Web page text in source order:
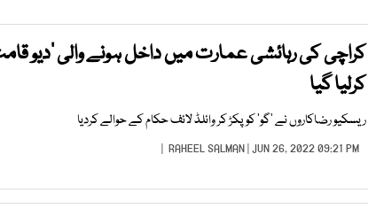
کراچی کی رہائشی عمارت میں داخل ہونے والی ’دیو
کرلیا گیا
ریسکیو رضاکاروں نے ’گو‘ کو پکڑ کر وائلڈ لائف حکام کے حوالے کردیا
RAHEEL SALMAN| JUN 26, 2022 09:21 PM |